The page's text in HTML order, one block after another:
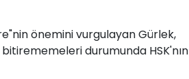
önemini vurgulayan Gürlek,
durumunda HSK'nın